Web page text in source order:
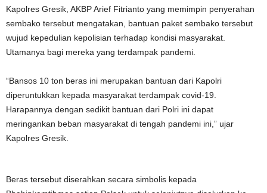
Kapolres Gresik, AKBP Arief Fitrianto yang memimpin penyerahan
sembako tersebut mengatakan, bantuan paket sembako tersebut
wujud kepedulian kepolisian terhadap kondisi masyarakat.
Utamanya bagi mereka yang terdampak pandemi.
“Bansos 10 ton beras ini merupakan bantuan dari Kapolri
diperuntukkan kepada masyarakat terdampak covid-19.
Harapannya dengan sedikit bantuan dari Polri ini dapat
meringankan beban masyarakat di tengah pandemi ini,” ujar
Kapolres Gresik.
Beras tersebut diserahkan secara simbolis kepada